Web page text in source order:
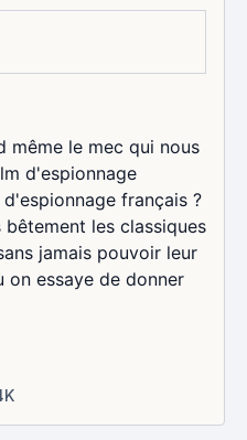
même le mec qui nous
d'espionnage
français ?
les classiques
jamais pouvoir leur
on essaye de donner